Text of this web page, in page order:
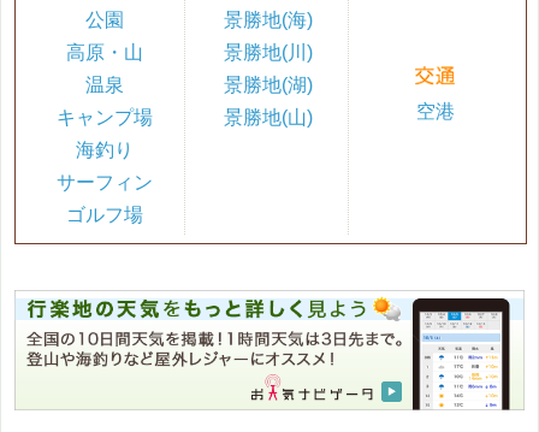
公園
高原・山
温泉
キャンプ場
海釣り
サーフィン
ゴルフ場
景勝地(海)
景勝地(川)
景勝地(湖)
景勝地(山)
空港